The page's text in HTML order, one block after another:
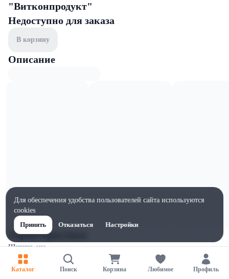
"Витконпродукт"
Недоступно для заказа
В корзину
Описание
Характеристики
Ширина, мм
Высота, мм
Каталог Поиск Корзина Любимое Профиль
Для обеспечения удобства пользователей сайта используются
cookies
Принять
Отказаться Настройки